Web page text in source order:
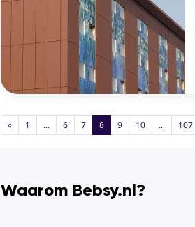
« 1 ... 6 7 8 9 10 ... 107
Waarom Bebsy.nl?